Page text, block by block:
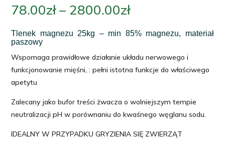
78.00zł – 2800.00złZakres
od
78.00zł
do
2800.00zł
Tlenek magnezu 25kg – min 85% magnezu, materiał
paszowy
Wspomaga prawidłowe działanie układu nerwowego i
funkcjonowanie mięśni, : pełni istotna funkcje do właściwego
apetytu
Zalecany jako bufor treści żwacza o wolniejszym tempie
neutralizacji pH w porównaniu do kwaśnego węglanu sodu.
IDEALNY W PRZYPADKU GRYZIENIA SIĘ ZWIERZĄT